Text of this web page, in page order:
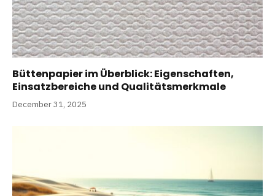
Büttenpapier im Überblick: Eigenschaften,
Einsatzbereiche und Qualitätsmerkmale
December 31, 2025